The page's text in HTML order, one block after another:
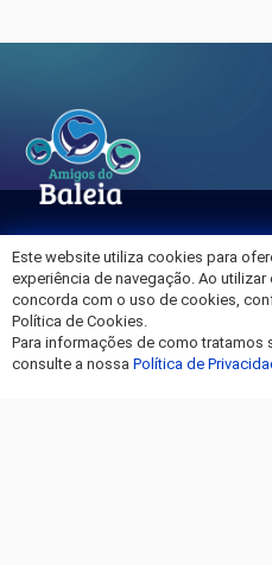
Sobre o Hospital da Baleia
Termos de Uso
Política de Privacidade
Entre em Contato
Este website utiliza cookies para
experiência de navegação. Ao
concorda com o uso de cookies,
Política de Cookies.
Para informações de como tratamos
consulte a nossa Política de